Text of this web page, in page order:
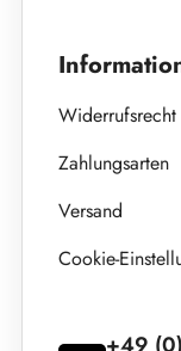
Widerrufsrecht
Zahlungsarten
Versand
Cookie-